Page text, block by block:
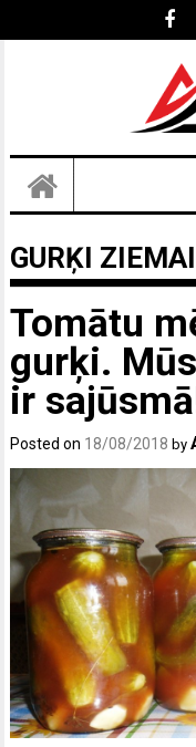
GURĶI ZIEMAI
Tomātu
gurķi.
ir
Posted on 18/08/2018 by